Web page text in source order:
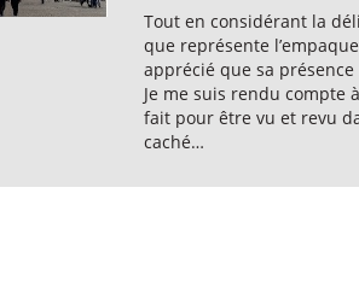
Tout en considérant la
que représente
apprécié que sa
Je me suis rendu compte
fait pour être vu et revu
caché…